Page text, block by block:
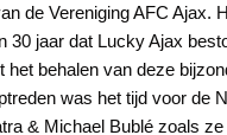
de Vereniging AFC Ajax.
30 jaar dat Lucky Ajax
het behalen van deze
was het tijd voor de
& Michael Bublé zoals